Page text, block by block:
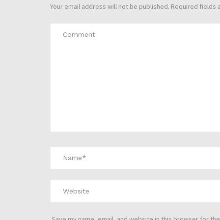
Your email address will not be published. Required fields